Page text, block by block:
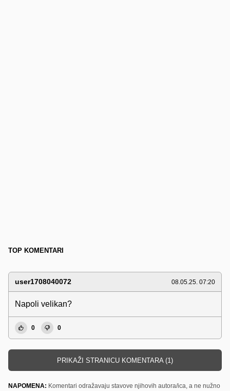
TOP KOMENTARI
user1708040072 08.05.25. 07:20
Napoli velikan?
0 0
PRIKAŽI STRANICU KOMENTARA (1)
NAPOMENA: Komentari odražavaju stavove njihovih autora/ica, a ne nužno